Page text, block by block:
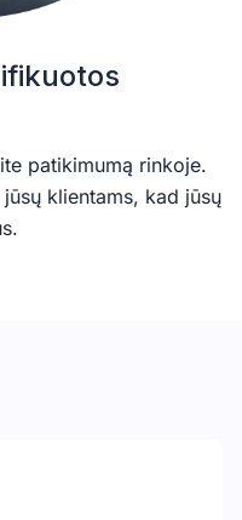
patikimumą rinkoje.
klientams, kad jūsų